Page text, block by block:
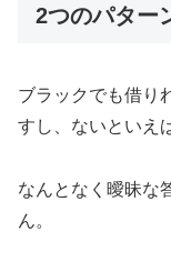
2つのパター
ブラックでも借り
すし、ないといえ
なんとなく曖昧な
ん。